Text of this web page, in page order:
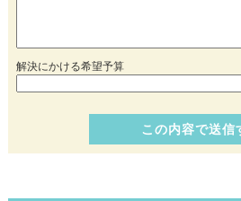
解決にかける希望予算